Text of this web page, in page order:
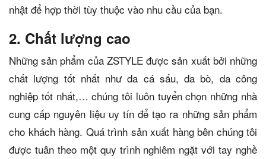
nhật để hợp thời tùy thuộc vào nhu cầu của bạn.
2. Chất lượng cao
Những sản phẩm của ZSTYLE được sản xuất bởi những
chất lượng tốt nhất như da cá sấu, da bò, da công
nghiệp tốt nhất,… chúng tôi luôn tuyển chọn những nhà
cung cấp nguyên liệu uy tín để tạo ra những sản phẩm
cho khách hàng. Quá trình sản xuất hàng bên chúng tôi
được tuân theo một quy trình nghiêm ngặt với tay nghề